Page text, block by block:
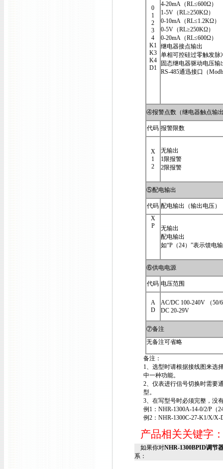
0
1
2
3
4
K1
K3
K4
D1
4-20mA（RL≤600Ω）
1-5V（RL≥250KΩ）
0-10mA（RL≤1.2KΩ）
0-5V（RL≥250KΩ）
0-20mA（RL≤600Ω）
继电器接点输出
单相可控硅过零触发脉
固态继电器驱动电压输
RS-485通迅接口（
④报警点数（继电器触点输
代码 报警限数
X
1
2
无输出
1限报警
2限报警
⑤配电输出
代码 配电输出（输出电压）
X
P
无输出
配电输出
如“P（24）”表示馈电
⑥供电电源
代码 电压范围
A
D
AC/DC 100-240V （50/
DC 20-29V
⑦备注
无备注可省略
备注：
1、选型时请根据接线图来选
中一种功能。
2、仪表进行信号切换时需要
型。
3、在写型号时必须完整，没
例1：NHR-1300A-14-0/2/P（
例2：NHR-1300C-27-K1/X/X-
产品相关关键字
如果你对NHR-1300BPID调节
系：